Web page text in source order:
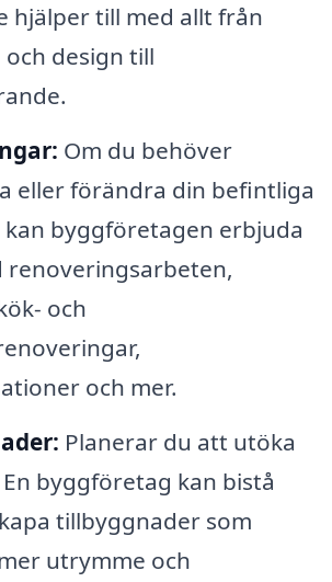
hjälper till med allt från
design till
Om du behöver
eller förändra din befintliga
byggföretagen erbjuda
renoveringsarbeten,
och
och mer.
Planerar du att utöka
byggföretag kan bistå
tillbyggnader som
utrymme och